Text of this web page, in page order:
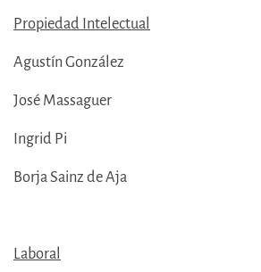
Propiedad Intelectual
Agustín González
José Massaguer
Ingrid Pi
Borja Sainz de Aja
Laboral